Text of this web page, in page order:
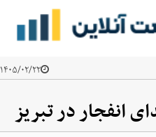
۱۴۰۵/۰۲/۲۲ - ۱۳:۱۵
انفجار در تبریز